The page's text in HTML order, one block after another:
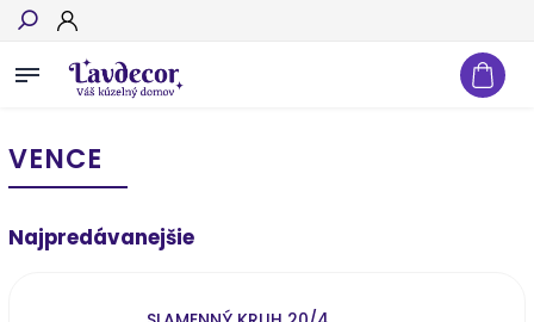
Hľadať
VENCE
Najpredávanejšie